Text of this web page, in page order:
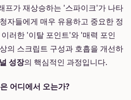
프가 재상승하는 '스파이크'가 나타
자들에게 매우 유용하고 중요한 정
러한 '이탈 포인트'와 '매력 포인
의 스크립트 구성과 호흡을 개선하
성장의 핵심적인 과정입니다.
어디에서 오는가?